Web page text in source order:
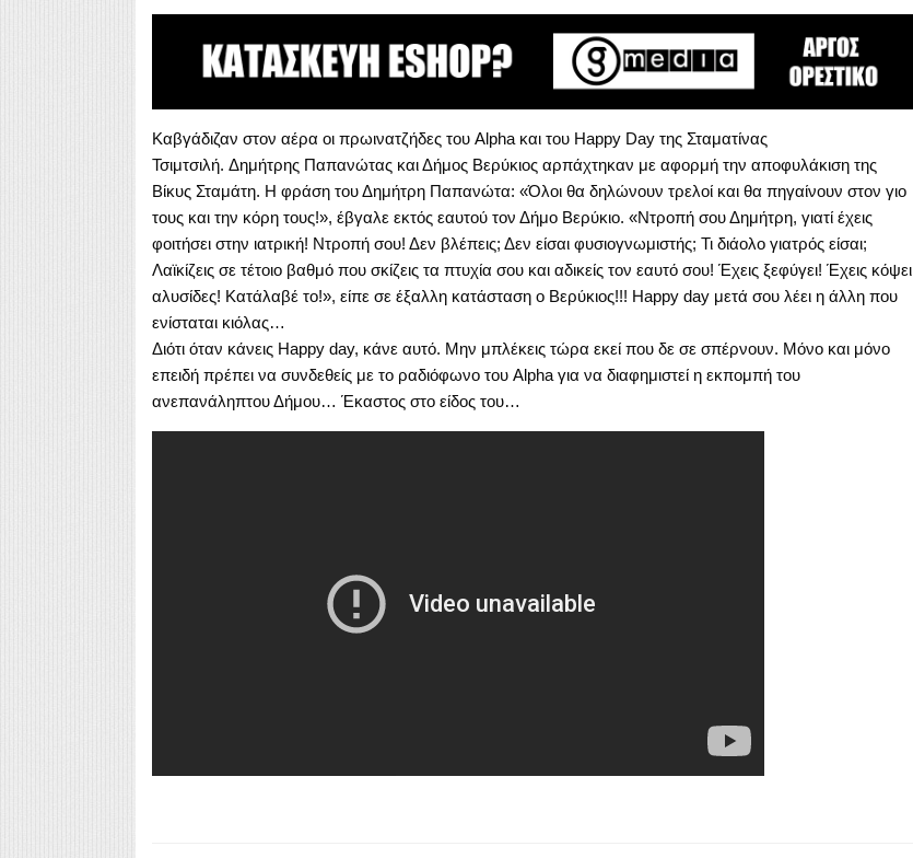
Καβγάδιζαν στον αέρα οι πρωινατζήδες του Alpha και του Happy Day της Σταματίνας
Τσιμτσιλή. Δημήτρης Παπανώτας και Δήμος Βερύκιος αρπάχτηκαν με αφορμή την αποφυλάκιση της
Βίκυς Σταμάτη. Η φράση του Δημήτρη Παπανώτα: «Όλοι θα δηλώνουν τρελοί και θα πηγαίνουν στον γιο
τους και την κόρη τους!», έβγαλε εκτός εαυτού τον Δήμο Βερύκιο. «Ντροπή σου Δημήτρη, γιατί έχεις
φοιτήσει στην ιατρική! Ντροπή σου! Δεν βλέπεις; Δεν είσαι φυσιογνωμιστής; Τι διάολο γιατρός είσαι;
Λαϊκίζεις σε τέτοιο βαθμό που σκίζεις τα πτυχία σου και αδικείς τον εαυτό σου! Έχεις ξεφύγει! Έχεις κόψει
αλυσίδες! Κατάλαβέ το!», είπε σε έξαλλη κατάσταση ο Βερύκιος!!! Happy day μετά σου λέει η άλλη που
ενίσταται κιόλας…
Διότι όταν κάνεις Happy day, κάνε αυτό. Μην μπλέκεις τώρα εκεί που δε σε σπέρνουν. Μόνο και μόνο
επειδή πρέπει να συνδεθείς με το ραδιόφωνο του Alpha για να διαφημιστεί η εκπομπή του
ανεπανάληπτου Δήμου… Έκαστος στο είδος του…